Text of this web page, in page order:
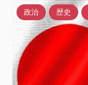
政治 歴史